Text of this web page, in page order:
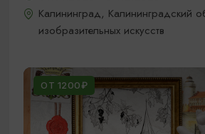
Калининград, Калининградский
изобразительных искусств
ОТ 1200₽